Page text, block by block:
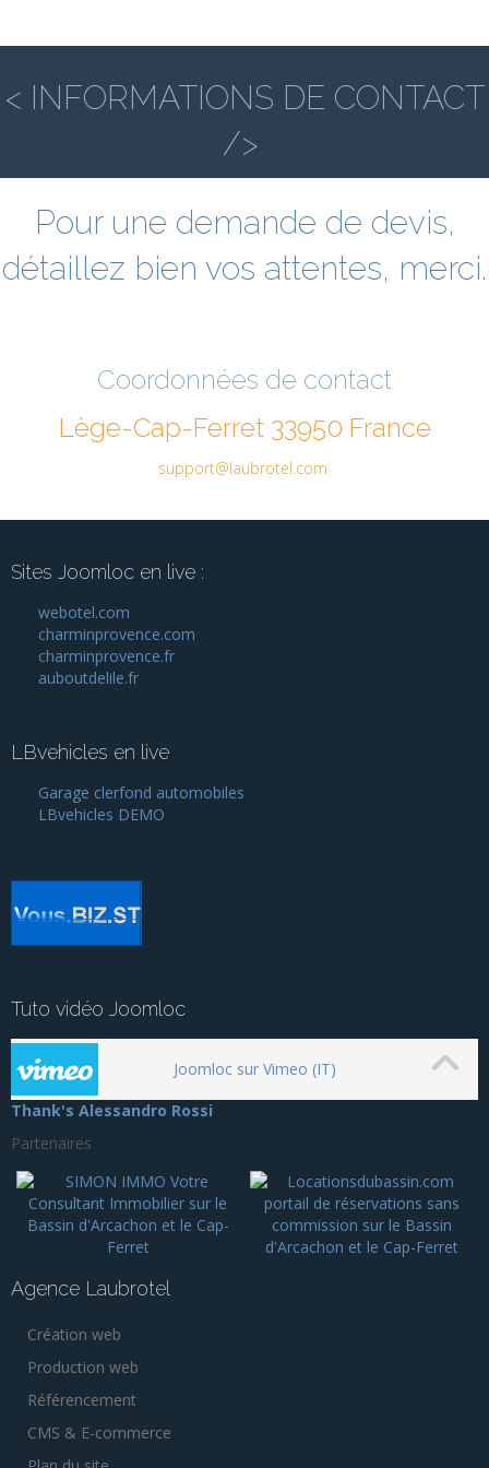
< INFORMATIONS DE CONTACT
/>
Pour une demande de devis,
détaillez bien vos attentes, merci.
Coordonnées de contact
Lège-Cap-Ferret 33950 France
support@laubrotel.com
Sites Joomloc en live :
webotel.com
charminprovence.com
charminprovence.fr
auboutdelile.fr
LBvehicles en live
Garage clerfond automobiles
LBvehicles DEMO
Tuto vidéo Joomloc
Joomloc sur Vimeo (IT)
Thank's Alessandro Rossi
Partenaires
Agence Laubrotel
Création web
Production web
Référencement
CMS & E-commerce